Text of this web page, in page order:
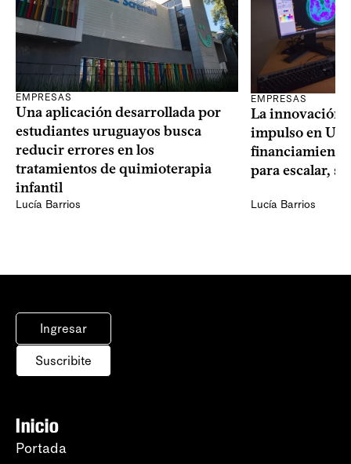
EMPRESAS
Una aplicación desarrollada por
estudiantes uruguayos busca
reducir errores en los
tratamientos de quimioterapia
infantil
Lucía Barrios
EMPRESAS
La innovación
impulso en
financiamiento
para escalar,
Lucía Barrios
Ingresar
Suscribite
Inicio
Portada